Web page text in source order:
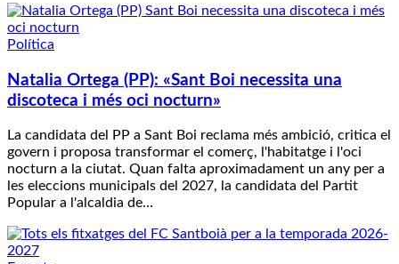
Política
Natalia Ortega (PP): «Sant Boi necessita una
discoteca i més oci nocturn»
La candidata del PP a Sant Boi reclama més ambició, critica el
govern i proposa transformar el comerç, l'habitatge i l'oci
nocturn a la ciutat. Quan falta aproximadament un any per a
les eleccions municipals del 2027, la candidata del Partit
Popular a l'alcaldia de…